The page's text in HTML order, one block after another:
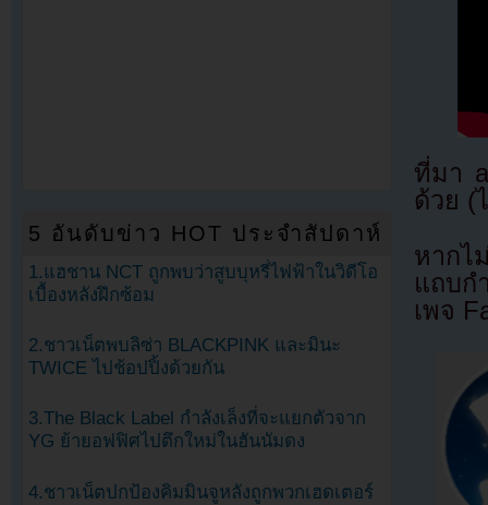
ที่มา
ด้วย (
หากไ
แถบก
เพจ
5 อันดับข่าว HOT ประจำสัปดาห์
1.แฮชาน NCT ถูกพบว่าสูบบุหรี่ไฟฟ้าในวิดีโอ
เบื้องหลังฝึกซ้อม
2.ชาวเน็ตพบลิซ่า BLACKPINK และมินะ
TWICE ไปช้อปปิ้งด้วยกัน
3.The Black Label กำลังเล็งที่จะแยกตัวจาก
YG ย้ายอฟฟิศไปตึกใหม่ในฮันนัมดง
4.ชาวเน็ตปกป้องคิมมินจูหลังถูกพวกเฮดเตอร์